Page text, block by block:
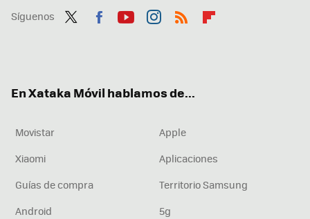
Síguenos
En Xataka Móvil hablamos de...
Movistar
Apple
Xiaomi
Aplicaciones
Guías de compra
Territorio Samsung
Android
5g